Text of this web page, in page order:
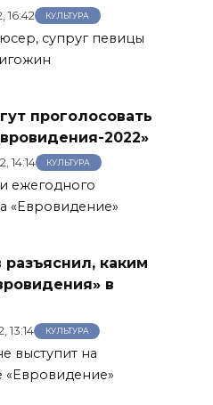
16:42 КУЛЬТУРА
супруг певицы
проголосовать
2022»
14:14 КУЛЬТУРА
ежегодного
«Евровидение»
каким
в
13:14 КУЛЬТУРА
выступит на
«Евровидение»